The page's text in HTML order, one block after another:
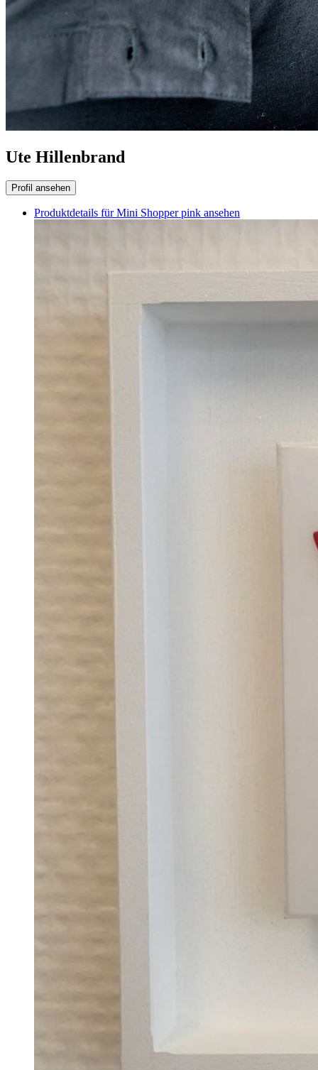
Ute Hillenbrand
Profil ansehen
Produktdetails für Mini Shopper pink ansehen